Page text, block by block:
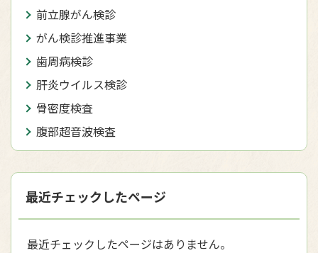
前立腺がん検診
がん検診推進事業
歯周病検診
肝炎ウイルス検診
骨密度検査
腹部超音波検査
最近チェックしたページ
最近チェックしたページはありません。